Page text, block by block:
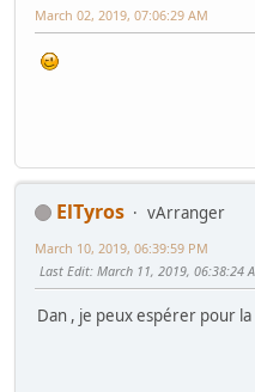
March 02, 2019, 07:06:29 AM
ElTyros
vArranger
March 10, 2019, 06:39:59 PM
Last Edit: March 11, 2019, 06:38:24
Dan , je peux espérer pour